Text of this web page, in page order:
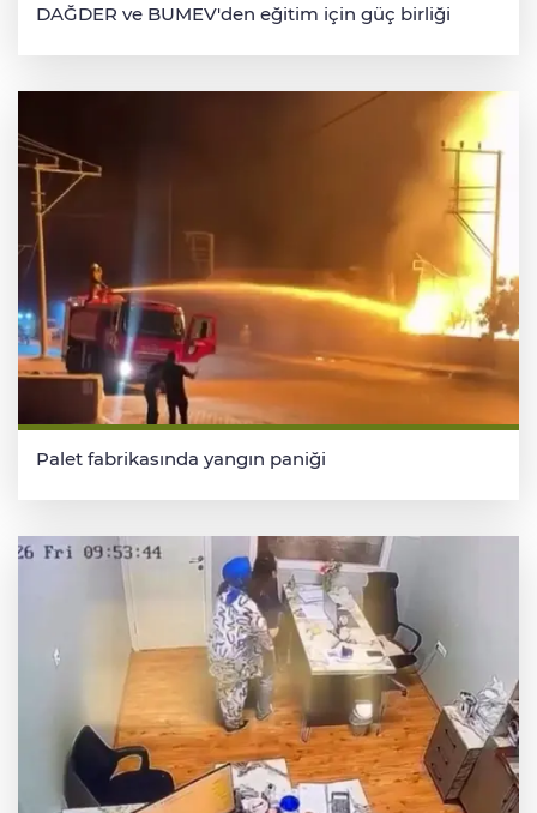
DAĞDER ve BUMEV'den eğitim için güç birliği
Palet fabrikasında yangın paniği